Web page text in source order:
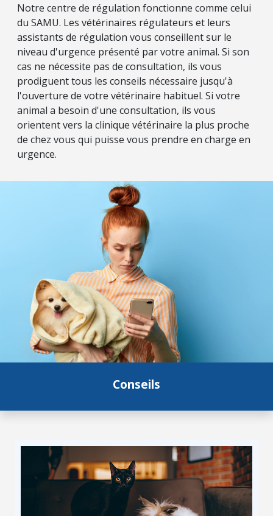
Notre centre de régulation fonctionne comme celui
du SAMU. Les vétérinaires régulateurs et leurs
assistants de régulation vous conseillent sur le
niveau d'urgence présenté par votre animal. Si son
cas ne nécessite pas de consultation, ils vous
prodiguent tous les conseils nécessaire jusqu'à
l'ouverture de votre vétérinaire habituel. Si votre
animal a besoin d'une consultation, ils vous
orientent vers la clinique vétérinaire la plus proche
de chez vous qui puisse vous prendre en charge en
urgence.
Conseils